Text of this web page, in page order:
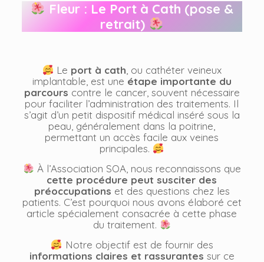
Fleur : Le Port à Cath (pose &
retrait)
Le port à cath , ou cathéter veineux
implantable, est une étape importante du
parcours contre le cancer, souvent nécessaire
pour faciliter l’administration des traitements. Il
s’agit d’un petit dispositif médical inséré sous la
peau, généralement dans la poitrine,
permettant un accès facile aux veines
principales.
À l’Association SOA, nous reconnaissons que
cette procédure peut susciter des
préoccupations et des questions chez les
patients. C’est pourquoi nous avons élaboré cet
article spécialement consacrée à cette phase
du traitement.
Notre objectif est de fournir des
informations claires et rassurantes sur ce